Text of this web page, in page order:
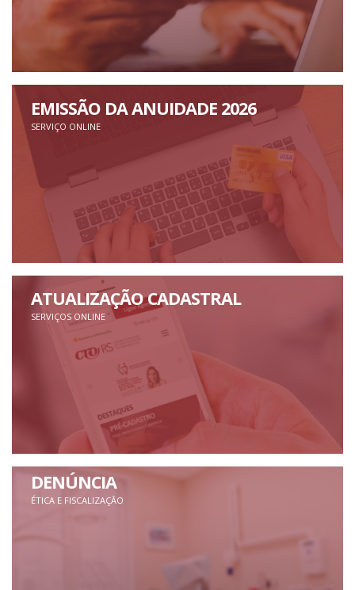
EMISSÃO DA ANUIDADE 2026
SERVIÇO ONLINE
ATUALIZAÇÃO CADASTRAL
SERVIÇOS ONLINE
DENÚNCIA
ÉTICA E FISCALIZAÇÃO